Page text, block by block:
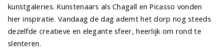
kunstgaleries. Kunstenaars als Chagall en Picasso vonden
hier inspiratie. Vandaag de dag ademt het dorp nog steeds
dezelfde creatieve en elegante sfeer, heerlijk om rond te
slenteren.